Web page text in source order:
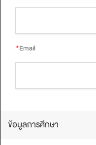
*Email
ข้อมูลการศึกษา